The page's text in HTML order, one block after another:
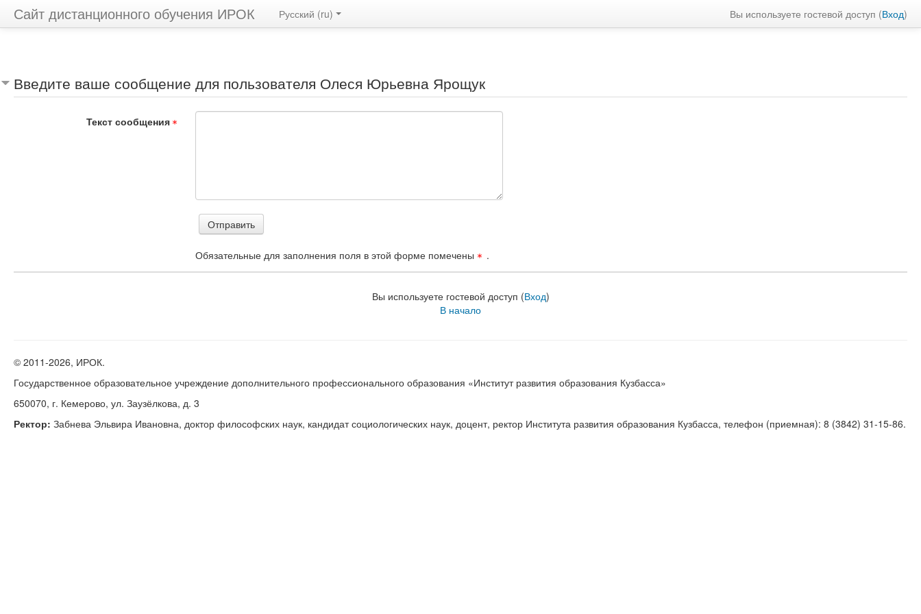
Сайт дистанционного обучения ИРОК Вы используете гостевой доступ (Вход)
Русский ‎(ru)‎
Введите ваше сообщение для пользователя Олеся Юрьевна Ярощук
Текст сообщения
Обязательные для заполнения поля в этой форме помечены .
Вы используете гостевой доступ (Вход)
В начало
© 2011-2026, ИРОК.
Государственное образовательное учреждение дополнительного профессионального образования «Институт развития образования Кузбасса»
650070, г. Кемерово, ул. Заузёлкова, д. 3
Ректор: Забнева Эльвира Ивановна, доктор философских наук, кандидат социологических наук, доцент, ректор Института развития образования Кузбасса, телефон (приемная): 8 (3842) 31-15-86.